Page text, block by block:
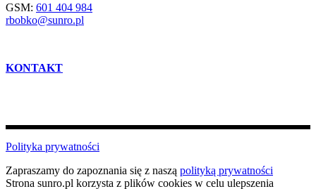
GSM: 601 404 984
rbobko@sunro.pl
KONTAKT
Polityka prywatności
Zapraszamy do zapoznania się z naszą polityką prywatności
Strona sunro.pl korzysta z plików cookies w celu ulepszenia